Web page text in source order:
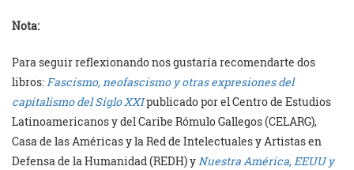
Nota:
Para seguir reflexionando nos gustaría recomendarte dos
libros:Fascismo, neofascismo y otras expresiones del
capitalismo del Siglo XXIpublicado por el Centro de Estudios
Latinoamericanos y del Caribe Rómulo Gallegos (CELARG),
Casa de las Américas y la Red de Intelectuales y Artistas en
Defensa de la Humanidad (REDH) yNuestra América, EEUU y